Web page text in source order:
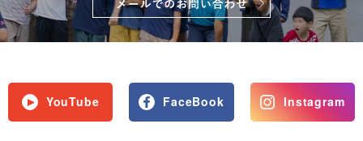
YouTube FaceBook Instagram